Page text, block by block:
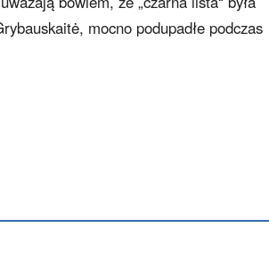
mocno podupadłe podczas